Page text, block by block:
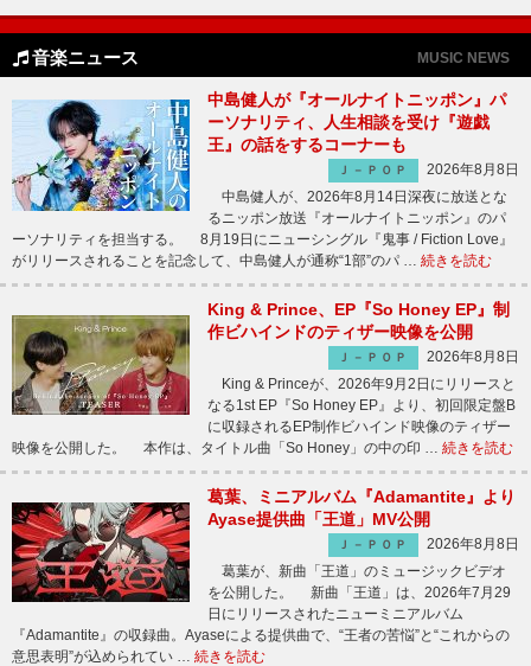
音楽ニュース MUSIC NEWS
中島健人が『オールナイトニッポン』パ
ーソナリティ、人生相談を受け『遊戯
王』の話をするコーナーも
Ｊ－ＰＯＰ
2026年8月8日
中島健人が、2026年8月14日深夜に放送とな
るニッポン放送『オールナイトニッポン』のパ
ーソナリティを担当する。 8月19日にニューシングル『鬼事 / Fiction Love』
がリリースされることを記念して、中島健人が通称“1部”のパ … 続きを読む
King & Prince、EP『So Honey EP』制
作ビハインドのティザー映像を公開
Ｊ－ＰＯＰ
2026年8月8日
King & Princeが、2026年9月2日にリリースと
なる1st EP『So Honey EP』より、初回限定盤B
に収録されるEP制作ビハインド映像のティザー
映像を公開した。 本作は、タイトル曲「So Honey」の中の印 … 続きを読む
葛葉、ミニアルバム『Adamantite』より
Ayase提供曲「王道」MV公開
Ｊ－ＰＯＰ
2026年8月8日
葛葉が、新曲「王道」のミュージックビデオ
を公開した。 新曲「王道」は、2026年7月29
日にリリースされたニューミニアルバム
『Adamantite』の収録曲。Ayaseによる提供曲で、“王者の苦悩”と“これからの
意思表明”が込められてい … 続きを読む